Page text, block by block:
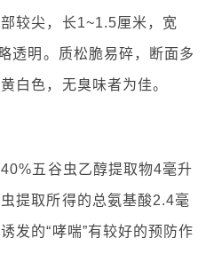
较尖，长1~1.5厘米，宽
透明。质松脆易碎，断面多
白色，无臭味者为佳。
五谷虫乙醇提取物4毫升
提取所得的总氨基酸2.4毫
发的“哮喘”有较好的预防作